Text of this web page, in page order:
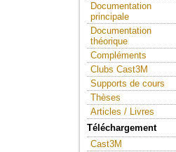
Documentation
principale
Documentation
théorique
Compléments
Clubs Cast3M
Supports de cours
Thèses
Articles / Livres
Téléchargement
Cast3M